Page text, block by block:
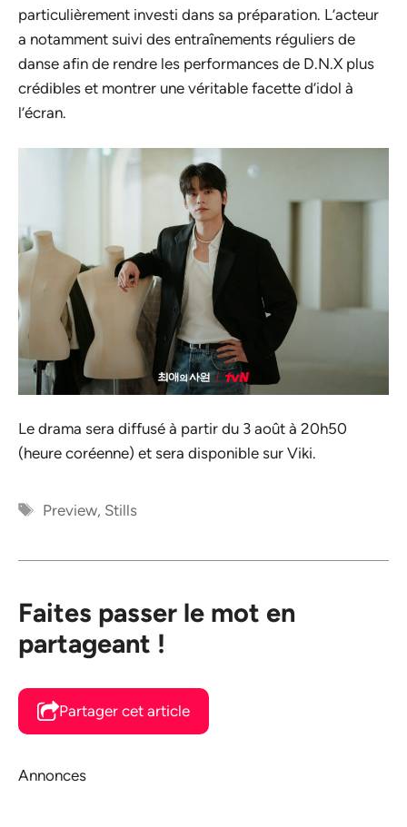
particulièrement investi dans sa préparation. L’acteur
a notamment suivi des entraînements réguliers de
danse afin de rendre les performances de D.N.X plus
crédibles et montrer une véritable facette d’idol à
l’écran.
Le drama sera diffusé à partir du 3 août à 20h50
(heure coréenne) et sera disponible sur Viki.
Étiquettes
Preview, Stills
Faites passer le mot en
partageant !
Partager cet article
Annonces